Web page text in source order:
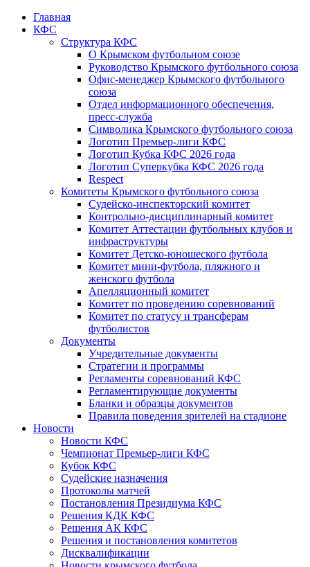
Главная
КФС
Структура КФС
О Крымском футбольном союзе
Руководство Крымского футбольного союза
Офис-менеджер Крымского футбольного
союза
Отдел информационного обеспечения,
пресс-служба
Символика Крымского футбольного союза
Логотип Премьер-лиги КФС
Логотип Кубка КФС 2026 года
Логотип Суперкубка КФС 2026 года
Respect
Комитеты Крымского футбольного союза
Судейско-инспекторский комитет
Контрольно-дисциплинарный комитет
Комитет Аттестации футбольных клубов и
инфраструктуры
Комитет Детско-юношеского футбола
Комитет мини-футбола, пляжного и
женского футбола
Апелляционный комитет
Комитет по проведению соревнований
Комитет по статусу и трансферам
футболистов
Документы
Учредительные документы
Стратегии и программы
Регламенты соревнований КФС
Регламентирующие документы
Бланки и образцы документов
Правила поведения зрителей на стадионе
Новости
Новости КФС
Чемпионат Премьер-лиги КФС
Кубок КФС
Судейские назначения
Протоколы матчей
Постановления Президиума КФС
Решения КДК КФС
Решения АК КФС
Решения и постановления комитетов
Дисквалификации